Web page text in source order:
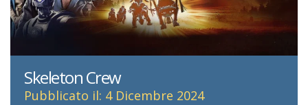
Skeleton Crew
Pubblicato il: 4 Dicembre 2024